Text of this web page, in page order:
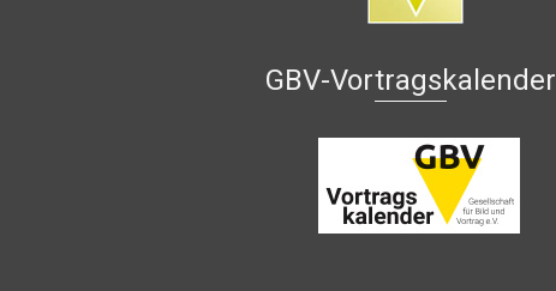
GBV-Vortragskalender